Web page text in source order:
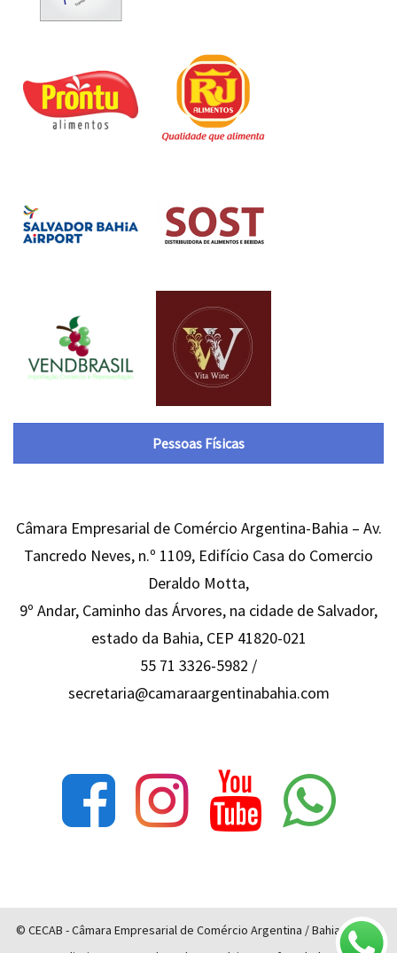
Pessoas Físicas
Câmara Empresarial de Comércio Argentina-Bahia – Av.
Tancredo Neves, n.º 1109, Edifício Casa do Comercio
Deraldo Motta,
9º Andar, Caminho das Árvores, na cidade de Salvador,
estado da Bahia, CEP 41820-021
55 71 3326-5982 /
secretaria@camaraargentinabahia.com
© CECAB - Câmara Empresarial de Comércio Argentina / Bahia - Todos